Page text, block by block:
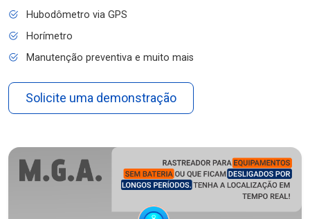
Hubodômetro via GPS
Horímetro
Manutenção preventiva e muito mais
Solicite uma demonstração